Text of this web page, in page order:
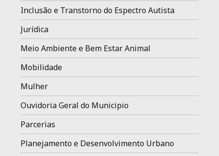
Inclusão e Transtorno do Espectro Autista
Jurídica
Meio Ambiente e Bem Estar Animal
Mobilidade
Mulher
Ouvidoria Geral do Municipio
Parcerias
Planejamento e Desenvolvimento Urbano